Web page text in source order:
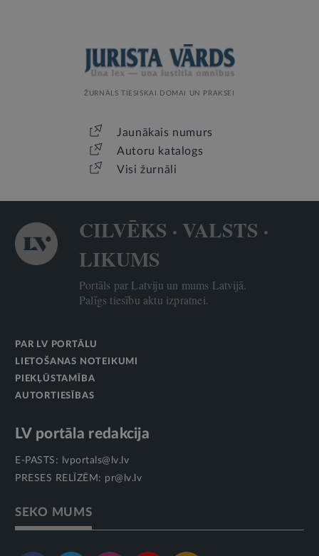
ŽURNĀLS TIESISKAI DOMAI UN PRAKSEI
Jaunākais numurs
Autoru katalogs
Visi žurnāli
CILVĒKS · VALSTS ·
LIKUMS
Portāls par Latviju un mums Latvijā.
Palīgs tiesību aktu izpratnei.
PAR LV PORTĀLU
LIETOŠANAS NOTEIKUMI
PIEKĻŪSTAMĪBA
AUTORTIESĪBAS
LV portāla redakcija
E-PASTS:
lvportals@lv.lv
PRESES RELĪZĒM: pr@lv.lv
SEKO MUMS